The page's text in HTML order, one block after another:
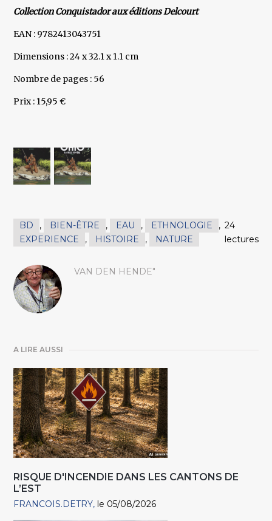
Collection Conquistador aux éditions Delcourt
EAN : 9782413043751
Dimensions : 24 x 32.1 x 1.1 cm
Nombre de pages : 56
Prix : 15,95 €
BD , BIEN-ÊTRE , EAU , ETHNOLOGIE
,
EXPERIENCE
, HISTOIRE , NATURE
24
lectures
VAN DEN HENDE"
A LIRE AUSSI
RISQUE D'INCENDIE DANS LES CANTONS DE
L’EST
FRANCOIS.DETRY le 05/08/2026